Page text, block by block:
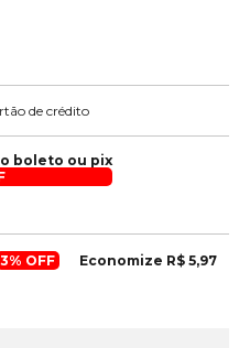
de crédito
boleto ou pix
3% OFF Economize R$ 5,97